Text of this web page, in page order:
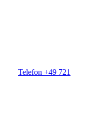
Telefon +49 721